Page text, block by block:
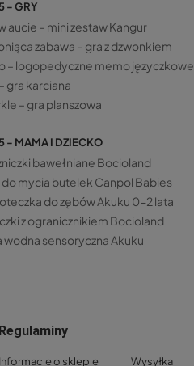
- GRY
aucie – mini zestaw Kangur
zabawa – gra z dzwonkiem
– logopedyczne memo języczkowe
gra karciana
– gra planszowa
- MAMA I DZIECKO
bawełniane Bocioland
do mycia butelek Canpol Babies
do zębów Akuku 0-2 lata
z ogranicznikiem Bocioland
wodna sensoryczna Akuku
o sklepie Wysyłka